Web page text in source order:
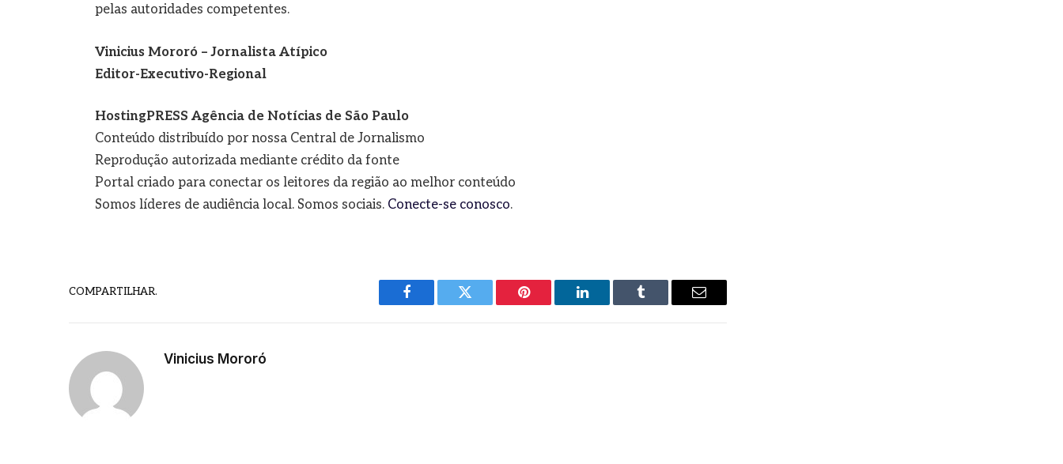
pelas autoridades competentes.
Vinicius Mororó – Jornalista Atípico
Editor-Executivo-Regional
HostingPRESS Agência de Notícias de São Paulo
Conteúdo distribuído por nossa Central de Jornalismo
Reprodução autorizada mediante crédito da fonte
Portal criado para conectar os leitores da região ao melhor conteúdo
Somos líderes de audiência local. Somos sociais. Conecte-se conosco.
COMPARTILHAR.
Facebook Twitter Pinterest LinkedIn Tumblr
E-
Vinicius Mororó